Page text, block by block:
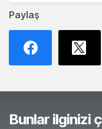
Paylaş
Bunlar ilginizi